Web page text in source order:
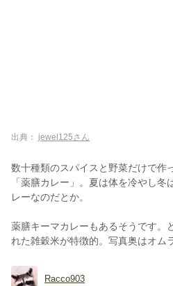
出典： jewel125さん
数十種類のスパイスと野菜だけで作
「薬膳カレー」。夏は体を冷やし
レーなのだとか。
薬膳キーマカレーもあるそうです。
れた雑穀米が特徴的。写真奥はオム
Racco903